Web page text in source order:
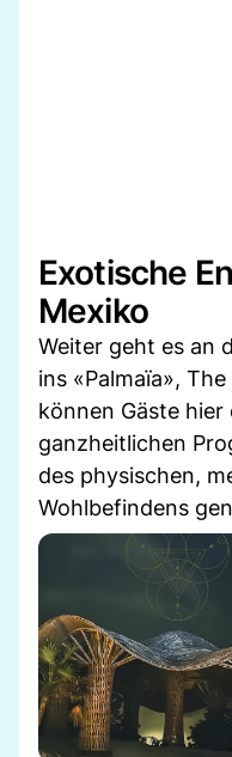
Exotische
Mexiko
Weiter geht es an
ins «Palmaïa»,
können Gäste hier
ganzheitlichen
des physischen,
Wohlbefindens